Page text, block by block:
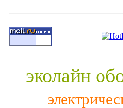
эколайн